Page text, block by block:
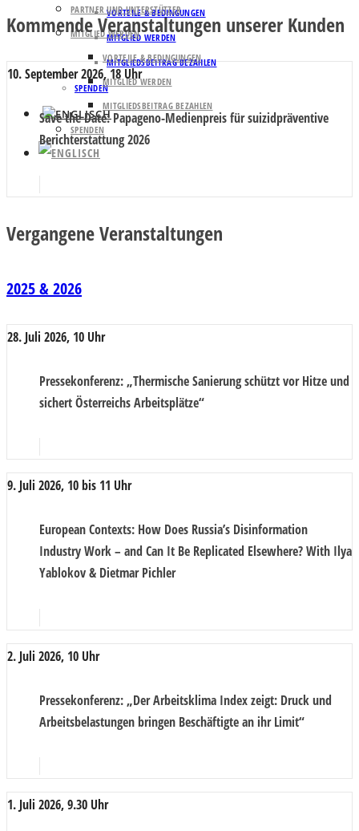
VORTEILE & BEDINGUNGEN
MITGLIED WERDEN
MITGLIEDSBEITRAG BEZAHLEN
SPENDEN
PARTNER UND UNTERSTÜTZER
MITGLIED WERDEN
VORTEILE & BEDINGUNGEN
MITGLIED WERDEN
MITGLIEDSBEITRAG BEZAHLEN
SPENDEN
Kommende Veranstaltungen unserer Kunden
10. September 2026, 18 Uhr
Save the Date: Papageno-Medienpreis für suizidpräventive
Berichterstattung 2026
Vergangene Veranstaltungen
2025 & 2026
28. Juli 2026, 10 Uhr
Pressekonferenz: „Thermische Sanierung schützt vor Hitze und
sichert Österreichs Arbeitsplätze“
9. Juli 2026, 10 bis 11 Uhr
European Contexts: How Does Russia’s Disinformation
Industry Work – and Can It Be Replicated Elsewhere? With Ilya
Yablokov & Dietmar Pichler
2. Juli 2026, 10 Uhr
Pressekonferenz: „Der Arbeitsklima Index zeigt: Druck und
Arbeitsbelastungen bringen Beschäftigte an ihr Limit“
1. Juli 2026, 9.30 Uhr